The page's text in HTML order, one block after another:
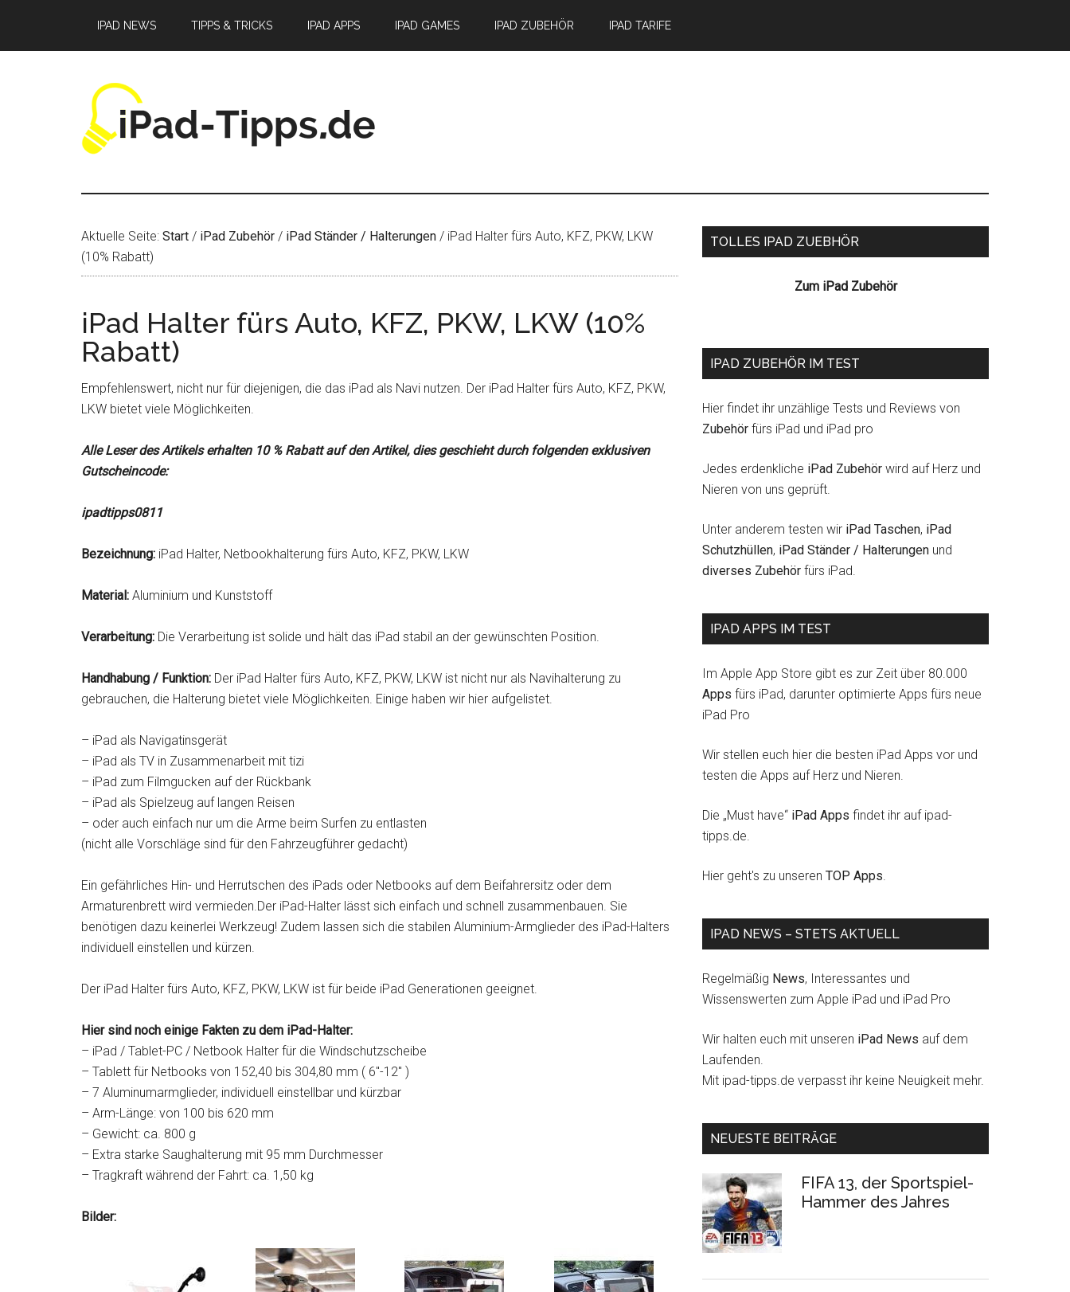
springen
springen
springen
IPAD NEWS TIPPS & TRICKS IPAD APPS IPAD GAMES IPAD ZUBEHÖR IPAD TARIFE
Aktuelle Seite: Start / iPad Zubehör / iPad Ständer / Halterungen / iPad Halter fürs Auto, KFZ, PKW, LKW
(10% Rabatt)
iPad Halter fürs Auto, KFZ, PKW, LKW (10%
Rabatt)
Empfehlenswert, nicht nur für diejenigen, die das iPad als Navi nutzen. Der iPad Halter fürs Auto, KFZ, PKW,
LKW bietet viele Möglichkeiten.
Alle Leser des Artikels erhalten 10 % Rabatt auf den Artikel, dies geschieht durch folgenden exklusiven
Gutscheincode:
ipadtipps0811
Bezeichnung: iPad Halter, Netbookhalterung fürs Auto, KFZ, PKW, LKW
Material: Aluminium und Kunststoff
Verarbeitung: Die Verarbeitung ist solide und hält das iPad stabil an der gewünschten Position.
Handhabung / Funktion: Der iPad Halter fürs Auto, KFZ, PKW, LKW ist nicht nur als Navihalterung zu
gebrauchen, die Halterung bietet viele Möglichkeiten. Einige haben wir hier aufgelistet.
– iPad als Navigatinsgerät
– iPad als TV in Zusammenarbeit mit tizi
– iPad zum Filmgucken auf der Rückbank
– iPad als Spielzeug auf langen Reisen
– oder auch einfach nur um die Arme beim Surfen zu entlasten
(nicht alle Vorschläge sind für den Fahrzeugführer gedacht)
Ein gefährliches Hin- und Herrutschen des iPads oder Netbooks auf dem Beifahrersitz oder dem
Armaturenbrett wird vermieden.Der iPad-Halter lässt sich einfach und schnell zusammenbauen. Sie
benötigen dazu keinerlei Werkzeug! Zudem lassen sich die stabilen Aluminium-Armglieder des iPad-Halters
individuell einstellen und kürzen.
Der iPad Halter fürs Auto, KFZ, PKW, LKW ist für beide iPad Generationen geeignet.
Hier sind noch einige Fakten zu dem iPad-Halter:
– iPad / Tablet-PC / Netbook Halter für die Windschutzscheibe
– Tablett für Netbooks von 152,40 bis 304,80 mm ( 6″-12″ )
– 7 Aluminumarmglieder, individuell einstellbar und kürzbar
– Arm-Länge: von 100 bis 620 mm
– Gewicht: ca. 800 g
– Extra starke Saughalterung mit 95 mm Durchmesser
– Tragkraft während der Fahrt: ca. 1,50 kg
Bilder:
Seitenspalte
TOLLES IPAD ZUEBHÖR
Zum iPad Zubehör
IPAD ZUBEHÖR IM TEST
Hier findet ihr unzählige Tests und Reviews von
Zubehör fürs iPad und iPad pro
Jedes erdenkliche iPad Zubehör wird auf Herz und
Nieren von uns geprüft.
Unter anderem testen wir iPad Taschen, iPad
Schutzhüllen, iPad Ständer / Halterungen und
diverses Zubehör fürs iPad.
IPAD APPS IM TEST
Im Apple App Store gibt es zur Zeit über 80.000
Apps fürs iPad, darunter optimierte Apps fürs neue
iPad Pro
Wir stellen euch hier die besten iPad Apps vor und
testen die Apps auf Herz und Nieren.
Die „Must have“ iPad Apps findet ihr auf ipad-
tipps.de.
Hier geht's zu unseren TOP Apps.
IPAD NEWS – STETS AKTUELL
Regelmäßig News, Interessantes und
Wissenswerten zum Apple iPad und iPad Pro
Wir halten euch mit unseren iPad News auf dem
Laufenden.
Mit ipad-tipps.de verpasst ihr keine Neuigkeit mehr.
NEUESTE BEITRÄGE
FIFA 13, der Sportspiel-
Hammer des Jahres